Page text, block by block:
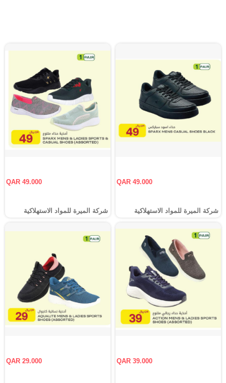
QAR 49.000
شركة الميرة للمواد الاستهلاكية
QAR 49.000
شركة الميرة للمواد الاستهلاكية
QAR 39.000
QAR 29.000